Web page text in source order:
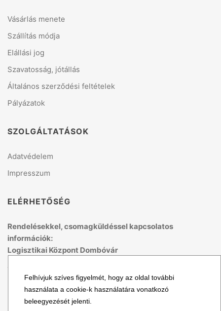
Felhívjuk szíves figyelmét, hogy az oldal további
használata a cookie-k használatára vonatkozó
beleegyezését jelenti.
Vásárlás menete
Szállítás módja
Elállási jog
Szavatosság, jótállás
Általános szerződési feltételek
Pályázatok
SZOLGÁLTATÁSOK
Adatvédelem
Impresszum
ELÉRHETŐSÉG
Rendelésekkel, csomagküldéssel kapcsolatos
információk:
Logisztikai Központ Dombóvár
Telefon: +36 70 679 41 53
(H-P: 8:00 - 15:00)
Email: logisztika@topmix.hu